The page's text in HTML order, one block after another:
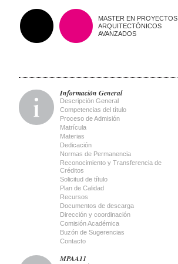
MASTER EN PROYECTOS
ARQUITECTÓNICOS
AVANZADOS
Información General
Descripción General
Competencias del título
Proceso de Admisión
Matrícula
Materias
Dedicación
Normas de Permanencia
Reconocimiento y Transferencia de
Créditos
Solicitud de título
Plan de Calidad
Recursos
Documentos de descarga
Dirección y coordinación
Comisión Académica
Buzón de Sugerencias
Contacto
MPAA11